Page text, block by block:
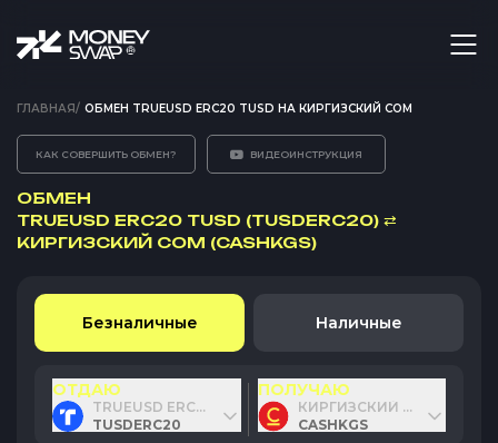
ГЛАВНАЯ/ ОБМЕН TRUEUSD ERC20 TUSD НА КИРГИЗСКИЙ СОМ
КАК СОВЕРШИТЬ ОБМЕН? ВИДЕОИНСТРУКЦИЯ
ОБМЕН
TRUEUSD ERC20 TUSD (TUSDERC20) ⇄
КИРГИЗСКИЙ СОМ (CASHKGS)
Безналичные Наличные
ОТДАЮ
TRUEUSD ERC20 TUSD
TUSDERC20
ПОЛУЧАЮ
КИРГИЗСКИЙ СОМ
CASHKGS